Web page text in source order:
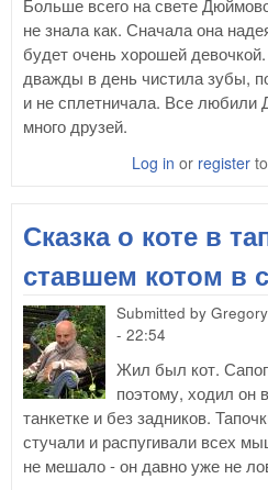
Больше всего на свете
не знала как. Сначала она
будет очень хорошей
дважды в день чистила зубы,
и не сплетничала. Все
много друзей.
Log in or register
Сказка о коте в
ставшем котом в
Submitted by
- 22:54
Жил был кот.
поэтому, ходил он
танкетке и без задников.
стучали и распугивали всех
не мешало - он давно уже не